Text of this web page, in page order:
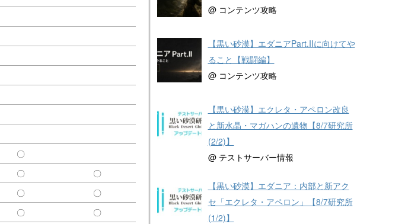
〇
〇
〇
〇
〇
〇 〇
@ コンテンツ攻略
【黒い砂漠】エダニアPart.IIに向けてや
ること【戦闘編】
@ コンテンツ攻略
【黒い砂漠】エクレタ・アペロン改良
と新水晶・マガハンの遺物【8/7研究所
(2/2)】
@ テストサーバー情報
【黒い砂漠】エダニア：内部と新アク
セ「エクレタ・アペロン」【8/7研究所
(1/2)】